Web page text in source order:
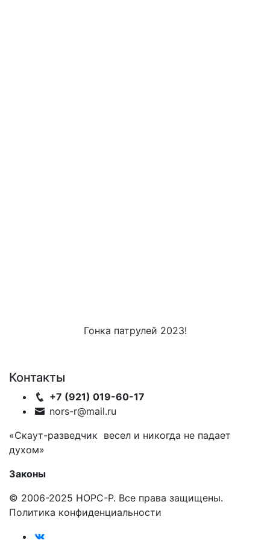
Гонка патрулей 2023!
Контакты
+7 (921) 019-60-17
nors-r@mail.ru
«Скаут-разведчик весел и никогда не падает
духом»
Законы
© 2006-2025 НОРС-Р. Все права защищены.
Политика конфиденциальности